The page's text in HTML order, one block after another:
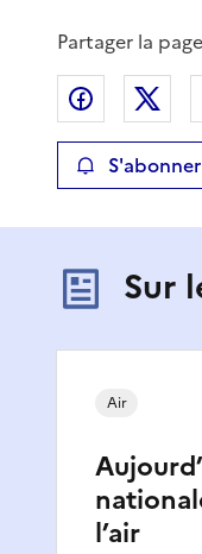
Partager la page
Partager
S'abonner
Sur
l’air
Air